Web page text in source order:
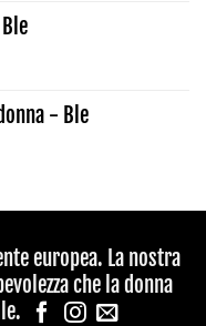
- Ble
europea. La nostra
che la donna